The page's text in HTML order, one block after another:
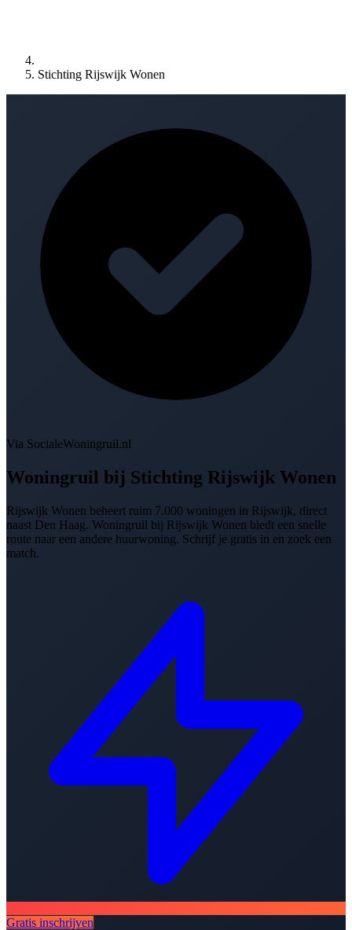
Stichting Rijswijk Wonen
Via SocialeWoningruil.nl
Woningruil bij Stichting Rijswijk Wonen
Rijswijk Wonen beheert ruim 7.000 woningen in Rijswijk, direct
naast Den Haag. Woningruil bij Rijswijk Wonen biedt een snelle
route naar een andere huurwoning. Schrijf je gratis in en zoek een
match.
Gratis inschrijven